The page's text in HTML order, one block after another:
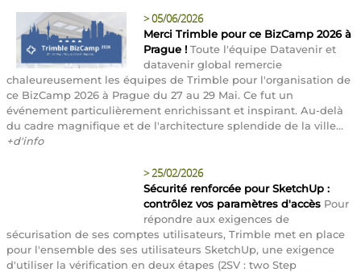
>05/06/2026
Merci Trimble pour ce BizCamp 2026 à
Prague ! Toute l'équipe Datavenir et
datavenir global remercie
chaleureusement les équipes de Trimble pour l'organisation de
ce BizCamp 2026 à Prague du 27 au 29 Mai. Ce fut un
événement particulièrement enrichissant et inspirant. Au-delà
du cadre magnifique et de l'architecture splendide de la ville...
+d'info
>25/02/2026
Sécurité renforcée pour SketchUp :
contrôlez vos paramètres d'accès Pour
répondre aux exigences de
sécurisation de ses comptes utilisateurs, Trimble met en place
pour l'ensemble des ses utilisateurs SketchUp, une exigence
d'utiliser la vérification en deux étapes (2SV : two Step